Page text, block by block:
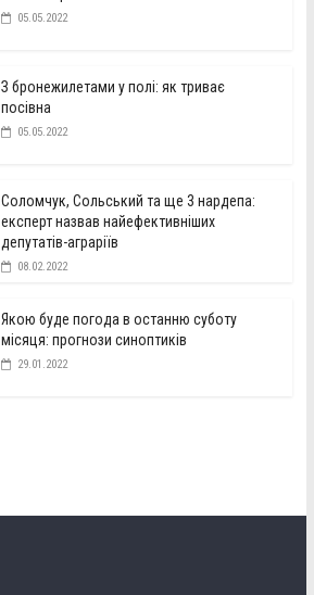
05.05.2022
З бронежилетами у полі: як триває
посівна
05.05.2022
Соломчук, Сольський та ще 3 нардепа:
експерт назвав найефективніших
депутатів-аграріїв
08.02.2022
Якою буде погода в останню суботу
місяця: прогнози синоптиків
29.01.2022